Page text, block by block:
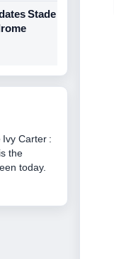
Stade
Creed :
closely -
here.